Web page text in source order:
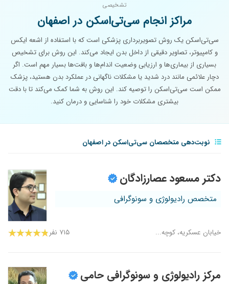
تشخیصی
مراکز انجام سی‌تی‌اسکن در اصفهان
سی‌تی‌اسکن یک روش تصویربرداری پزشکی است که با استفاده از اشعه ایکس
و کامپیوتر، تصاویر دقیقی از داخل بدن ایجاد می‌کند. این روش برای تشخیص
بسیاری از بیماری‌ها و ارزیابی وضعیت اندام‌ها و بافت‌ها بسیار مهم است. اگر
دچار علائمی مانند درد شدید یا مشکلات ناگهانی در عملکرد بدن هستید، پزشک
ممکن است سی‌تی‌اسکن را توصیه کند. این روش به شما کمک می‌کند تا با دقت
بیشتری مشکلات خود را شناسایی و درمان کنید.
نوبت‌دهی متخصصان سی‌تی‌اسکن در اصفهان
دکتر مسعود عصارزادگان
متخصص رادیولوژی و سونوگرافی
خیابان عسکریه، کوچه... ۷۱۵ نفر
مرکز رادیولوژی و سونوگرافی حامی